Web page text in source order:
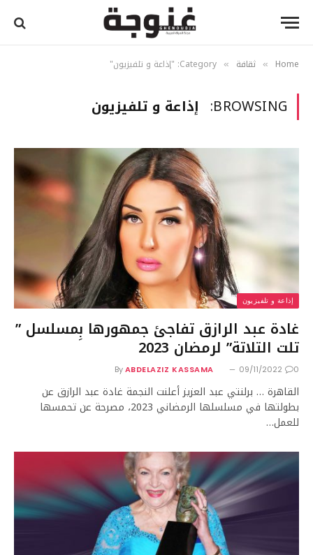
Home
» ثقافة » Category: "إذاعة و تلفيزيون"
BROWSING: إذاعة و تلفيزيون
إذاعة و تلفيزيون
غادة عبد الرازق تفاجئ جمهورها بِمسلسل ”
تلت التلاتة” لرمضان 2023
By ABDELAZIZ KASSAMA 09/11/2022 0
القاهرة … برلنتي عبد العزيز أعلنت النجمة غادة عبد الرازق عن
بطولتها في مسلسلها الرمضاني 2023، مصرحة عن تحمسها
للعمل…